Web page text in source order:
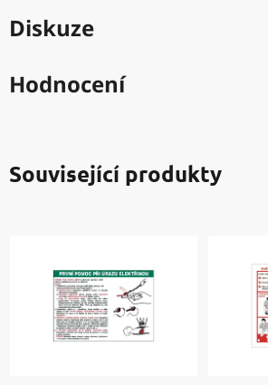
Diskuze
Hodnocení
Související produkty